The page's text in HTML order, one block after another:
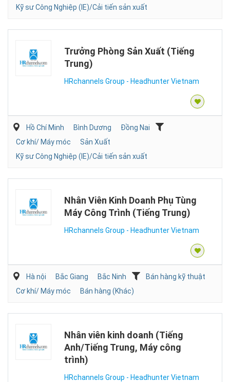
Kỹ sư Công Nghiệp (IE)/Cải tiến sản xuất
Trưởng Phòng Sản Xuất (Tiếng
Trung)
HRchannels Group - Headhunter Vietnam
Hồ Chí Minh Bình Dương
Đồng Nai
Cơ khí/ Máy móc
Sản Xuất
Kỹ sư Công Nghiệp (IE)/Cải tiến sản xuất
Nhân Viên Kinh Doanh Phụ Tùng
Máy Công Trình (Tiếng Trung)
HRchannels Group - Headhunter Vietnam
Hà nội Bắc Giang Bắc Ninh
Bán hàng kỹ thuật
Cơ khí/ Máy móc
Bán hàng (Khác)
Nhân viên kinh doanh (Tiếng
Anh/Tiếng Trung, Máy công
trình)
HRchannels Group - Headhunter Vietnam